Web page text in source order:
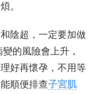
。
陰超，一定要加做
的風險會上升，
好再懷孕，不用等
順便排查子宮肌